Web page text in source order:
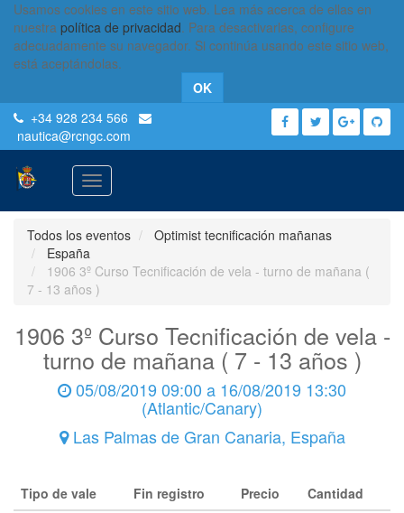
Usamos cookies en este sitio web. Lea más acerca de ellas en
nuestra política de privacidad. Para desactivarlas, configure
adecuadamente su navegador. Si continúa usando este sitio web,
está aceptándolas.
OK
+34 928 234 566
nautica@rcngc.com
Activar
navegación
Todos los eventos
Optimist tecnificación mañanas
España
1906 3º Curso Tecnificación de vela - turno de mañana (
7 - 13 años )
1906 3º Curso Tecnificación de vela -
turno de mañana ( 7 - 13 años )
05/08/2019 09:00 a 16/08/2019 13:30
(Atlantic/Canary)
Las Palmas de Gran Canaria, España
Tipo de vale Fin registro Precio Cantidad